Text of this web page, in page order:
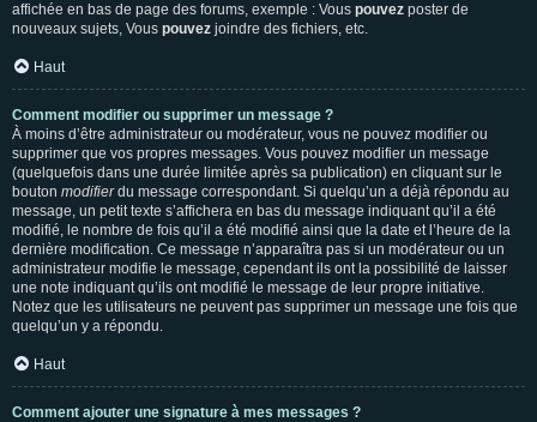
affichée en bas de page des forums, exemple : Vous pouvez poster de
nouveaux sujets, Vous pouvez joindre des fichiers, etc.
Haut
Comment modifier ou supprimer un message ?
À moins d’être administrateur ou modérateur, vous ne pouvez modifier ou
supprimer que vos propres messages. Vous pouvez modifier un message
(quelquefois dans une durée limitée après sa publication) en cliquant sur le
bouton modifierdu message correspondant. Si quelqu’un a déjà répondu au
message, un petit texte s’affichera en bas du message indiquant qu’il a été
modifié, le nombre de fois qu’il a été modifié ainsi que la date et l’heure de la
dernière modification. Ce message n’apparaîtra pas si un modérateur ou un
administrateur modifie le message, cependant ils ont la possibilité de laisser
une note indiquant qu’ils ont modifié le message de leur propre initiative.
Notez que les utilisateurs ne peuvent pas supprimer un message une fois que
quelqu’un y a répondu.
Haut
Comment ajouter une signature à mes messages ?